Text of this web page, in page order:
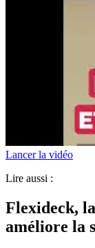
Lancer la vidéo
Lire aussi :
Flexideck,
améliore la